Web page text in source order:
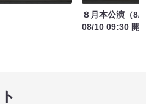
８月本公演（8/
08/10 09:30 開